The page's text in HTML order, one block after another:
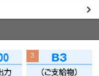
3